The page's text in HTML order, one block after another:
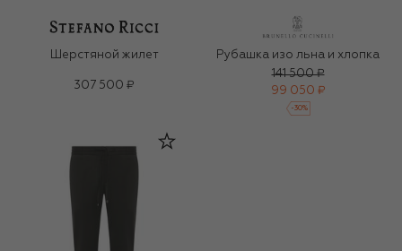
Шерстяной жилет
307 500 ₽
Рубашка изо льна и хлопка
141 500 ₽
99 050 ₽
-30%